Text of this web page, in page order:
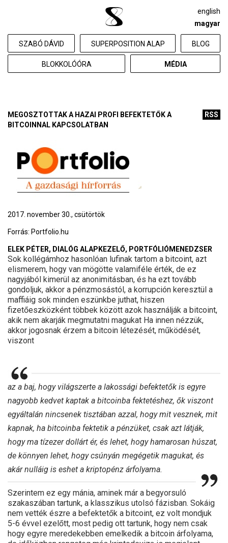
SZABÓ DÁVID SUPERPOSITION ALAP BLOG
BLOKKOLÓÓRA MÉDIA
english
magyar
RSS
MEGOSZTOTTAK A HAZAI PROFI BEFEKTETŐK A
BITCOINNAL KAPCSOLATBAN
2017. november 30., csütörtök
Forrás: Portfolio.hu
ELEK PÉTER, DIALÓG ALAPKEZELŐ, PORTFÓLIÓMENEDZSER
Sok kollégámhoz hasonlóan lufinak tartom a bitcoint, azt
elismerem, hogy van mögötte valamiféle érték, de ez
nagyjából kimerül az anonimitásban, és ha ezt tovább
gondoljuk, akkor a pénzmosástól, a korrupción keresztül a
maffiáig sok minden eszünkbe juthat, hiszen
fizetőeszközként többek között azok használják a bitcoint,
akik nem akarják megmutatni magukat Ha innen nézzük,
akkor jogosnak érzem a bitcoin létezését, működését,
viszont
az a baj, hogy világszerte a lakossági befektetők is egyre
nagyobb kedvet kaptak a bitcoinba fektetéshez, ők viszont
egyáltalán nincsenek tisztában azzal, hogy mit vesznek, mit
kapnak, ha bitcoinba fektetik a pénzüket, csak azt látják,
hogy ma tízezer dollárt ér, és lehet, hogy hamarosan húszat,
de könnyen lehet, hogy csúnyán megégetik magukat, és
akár nulláig is eshet a kriptopénz árfolyama.
Szerintem ez egy mánia, aminek már a begyorsuló
szakaszában tartunk, a klasszikus utolsó fázisban. Sokáig
nem vették észre a befektetők a bitcoint, ez volt mondjuk
5-6 évvel ezelőtt, most pedig ott tartunk, hogy nem csak
hogy egyre meredekebben emelkedik a bitcoin árfolyama,